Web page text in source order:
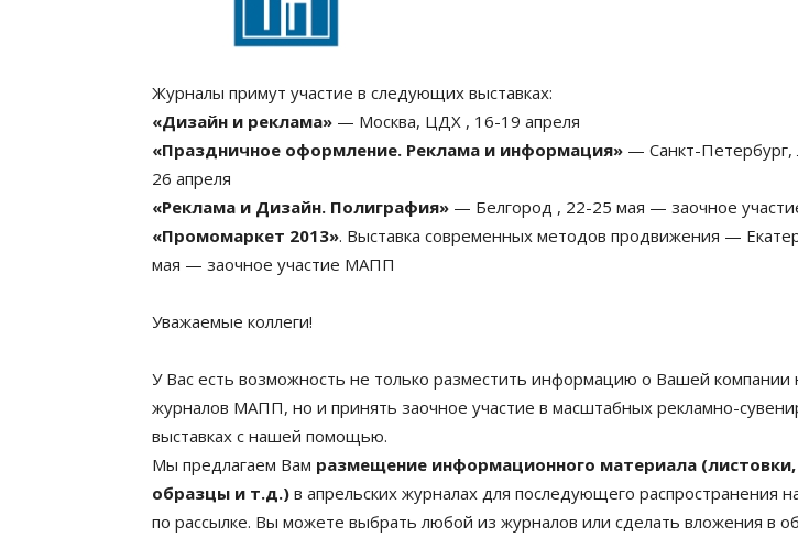
Журналы примут участие в следующих выставках:
«Дизайн и реклама» — Москва, ЦДХ , 16-19 апреля
«Праздничное оформление. Реклама и информация» — Санкт-Петербург,
26 апреля
«Реклама и Дизайн. Полиграфия» — Белгород , 22-25 мая — заочное
«Промомаркет 2013». Выставка современных методов продвижения —
мая — заочное участие МАПП
Уважаемые коллеги!
У Вас есть возможность не только разместить информацию о Вашей компании
журналов МАПП, но и принять заочное участие в масштабных рекламно-
выставках с нашей помощью.
Мы предлагаем Вам размещение информационного материала
образцы и т.д.) в апрельских журналах для последующего распространения
по рассылке. Вы можете выбрать любой из журналов или сделать вложения в